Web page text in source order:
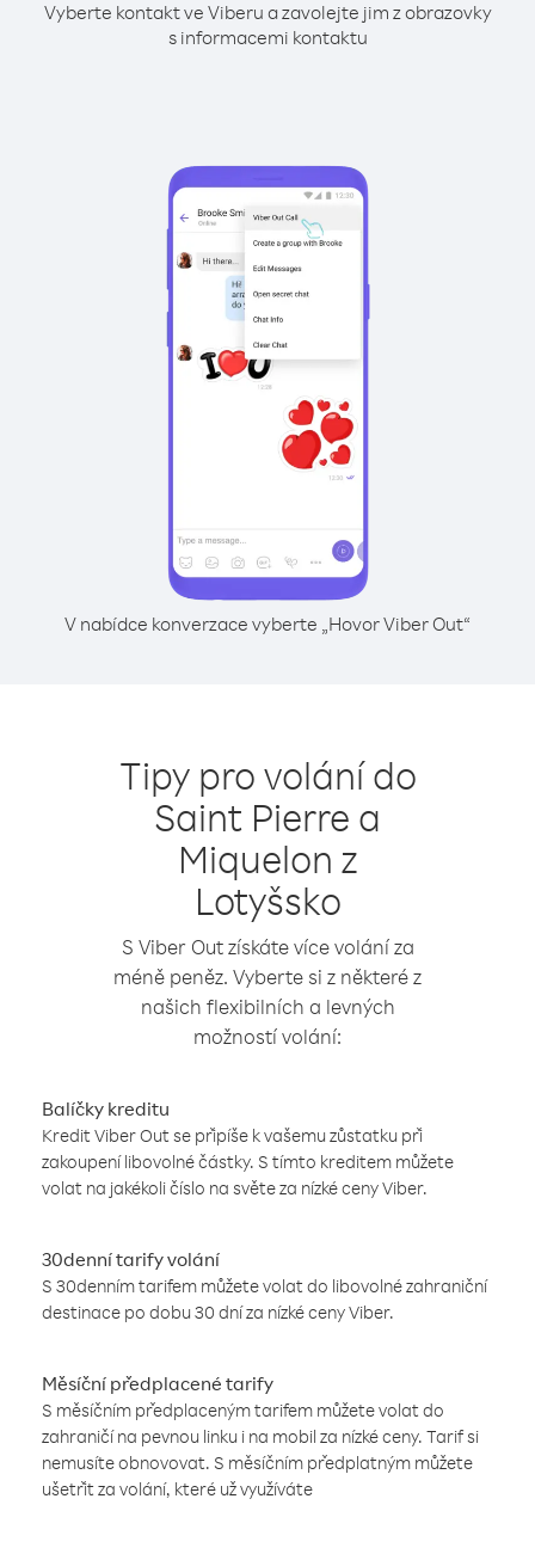
Vyberte kontakt ve Viberu a zavolejte jim z obrazovky
s informacemi kontaktu
V nabídce konverzace vyberte „Hovor Viber Out“
Tipy pro volání do
Saint Pierre a
Miquelon z
Lotyšsko
S Viber Out získáte více volání za
méně peněz. Vyberte si z některé z
našich flexibilních a levných
možností volání:
Balíčky kreditu
Kredit Viber Out se připíše k vašemu zůstatku při
zakoupení libovolné částky. S tímto kreditem můžete
volat na jakékoli číslo na světe za nízké ceny Viber.
30denní tarify volání
S 30denním tarifem můžete volat do libovolné zahraniční
destinace po dobu 30 dní za nízké ceny Viber.
Měsíční předplacené tarify
S měsíčním předplaceným tarifem můžete volat do
zahraničí na pevnou linku i na mobil za nízké ceny. Tarif si
nemusíte obnovovat. S měsíčním předplatným můžete
ušetřit za volání, které už využíváte